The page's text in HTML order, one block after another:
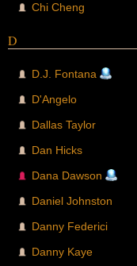
Chi Cheng
D
D.J. Fontana
D'Angelo
Dallas Taylor
Dan Hicks
Dana Dawson
Daniel Johnston
Danny Federici
Danny Kaye